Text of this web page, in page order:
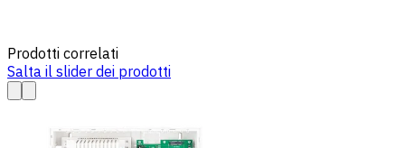
Prodotti correlati
Salta il slider dei prodotti